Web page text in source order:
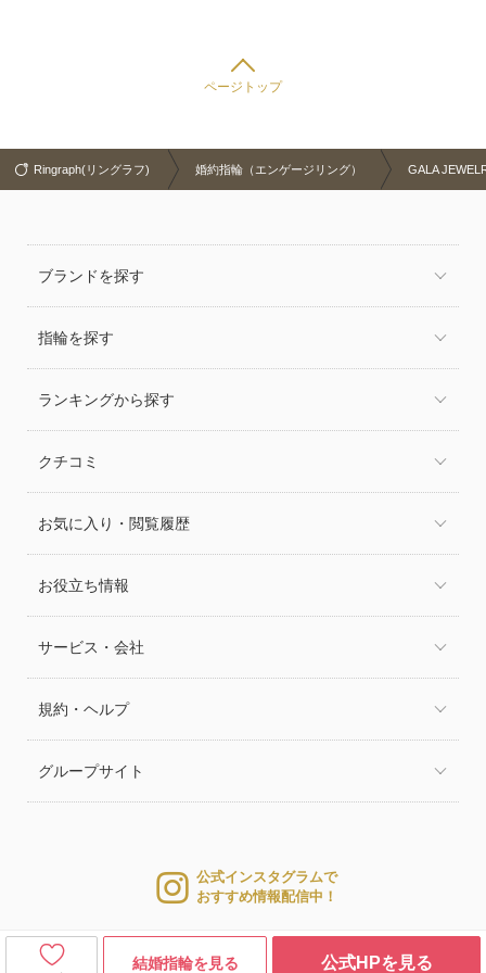
結婚指輪を見る 公式HPを見る
ページトップ
Ringraph(リングラフ) 婚約指輪（エンゲージリング） GALA
ブランドを探す
指輪を探す
ランキングから探す
クチコミ
お気に入り・閲覧履歴
お役立ち情報
サービス・会社
規約・ヘルプ
グループサイト
公式インスタグラムで
おすすめ情報配信中！
© 2026 WEDDING PARK CO.,LTD.